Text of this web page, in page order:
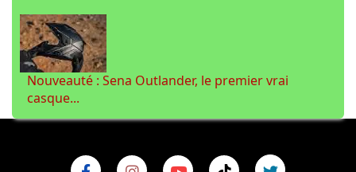
Nouveauté : Sena Outlander, le premier vrai
casque...